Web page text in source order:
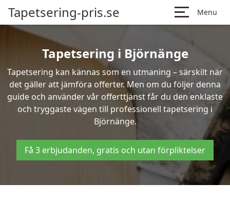
Tapetsering-pris.se Menu
Tapetsering i Björnänge
Tapetsering kan kännas som en utmaning – särskilt när
det gäller att jämföra offerter. Men om du följer denna
guide och använder vår offerttjänst får du den enklaste
och tryggaste vägen till professionell tapetsering i
Björnänge.
Få 3 erbjudanden, gratis och utan förpliktelser